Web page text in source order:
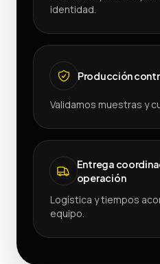
identidad.
Producción
Validamos muestras y
Entrega
operación
Logística y tiempos
equipo.